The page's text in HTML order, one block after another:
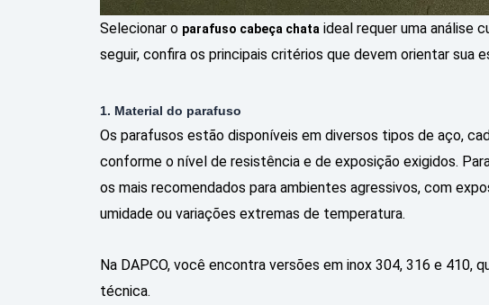
Selecionar o parafuso cabeça chata ideal requer uma análise
seguir, confira os principais critérios que devem orientar sua
1. Material do parafuso
Os parafusos estão disponíveis em diversos tipos de aço,
conforme o nível de resistência e de exposição exigidos.
os mais recomendados para ambientes agressivos, com
umidade ou variações extremas de temperatura.
Na DAPCO, você encontra versões em inox 304, 316 e 410,
técnica.